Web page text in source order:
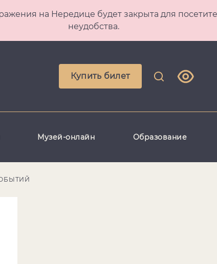
на Нередице будет закрыта для
неудобства.
Купить билет
Музей-онлайн Образование